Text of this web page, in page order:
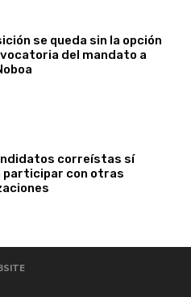
se queda sin la opción
del mandato a
correístas sí
participar con otras